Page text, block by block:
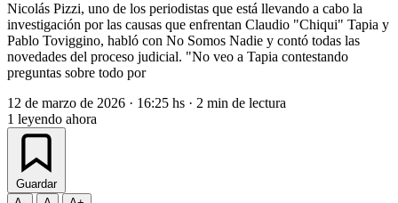
Nicolás Pizzi, uno de los periodistas que está llevando a cabo la
investigación por las causas que enfrentan Claudio "Chiqui" Tapia y
Pablo Toviggino, habló con No Somos Nadie y contó todas las
novedades del proceso judicial. "No veo a Tapia contestando
preguntas sobre todo por
12 de marzo de 2026 · 16:25 hs · 2 min de lectura
1 leyendo ahora
Guardar